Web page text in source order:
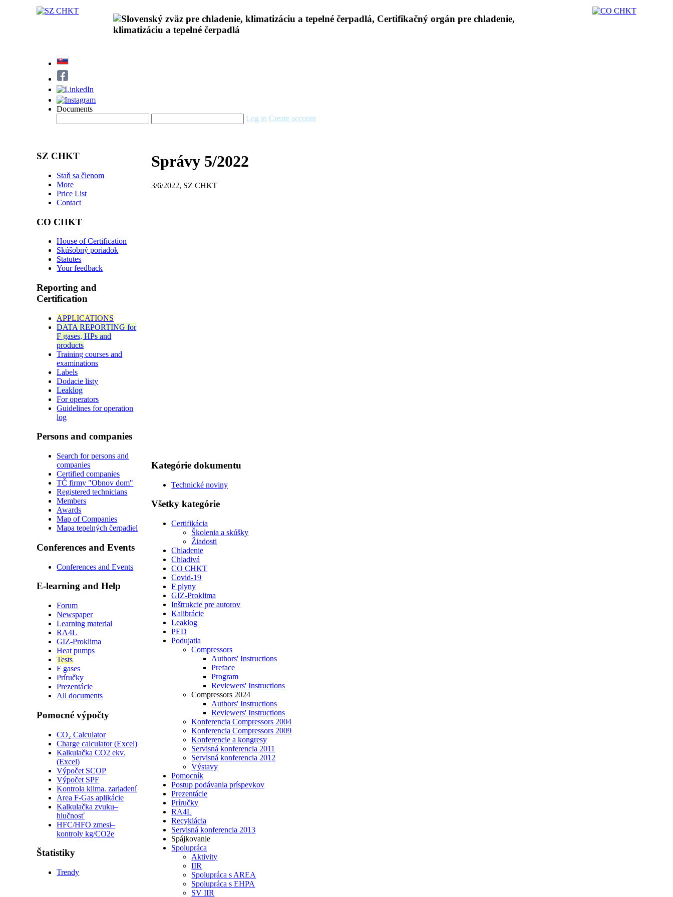
Documents
Log in Create account
SZ CHKT
Staň sa členom
More
Price List
Contact
CO CHKT
House of Certification
Skúšobný poriadok
Statutes
Your feedback
Reporting and
Certification
APPLICATIONS
DATA REPORTING for
F gases, HPs and
products
Training courses and
examinations
Labels
Dodacie listy
Leaklog
For operators
Guidelines for operation
log
Persons and companies
Search for persons and
companies
Certified companies
TČ firmy "Obnov dom"
Registered technicians
Members
Awards
Map of Companies
Mapa tepelných čerpadiel
Conferences and Events
Conferences and Events
E-learning and Help
Forum
Newspaper
Learning material
RA4L
GIZ-Proklima
Heat pumps
Tests
F gases
Príručky
Prezentácie
All documents
Pomocné výpočty
CO₂ Calculator
Charge calculator (Excel)
Kalkulačka CO2 ekv.
(Excel)
Výpočet SCOP
Výpočet SPF
Kontrola klima. zariadení
Area F-Gas aplikácie
Kalkulačka zvuku–
hlučnosť
HFC/HFO zmesi–
kontroly kg/CO2e
Štatistiky
Trendy
Správy 5/2022
3/6/2022, SZ CHKT
Kategórie dokumentu
Technické noviny
Všetky kategórie
Certifikácia
Školenia a skúšky
Žiadosti
Chladenie
Chladivá
CO CHKT
Covid-19
F plyny
GIZ-Proklima
Inštrukcie pre autorov
Kalibrácie
Leaklog
PED
Podujatia
Compressors
Authors' Instructions
Preface
Program
Reviewers' Instructions
Compressors 2024
Authors' Instructions
Reviewers' Instructions
Konferencia Compressors 2004
Konferencia Compressors 2009
Konferencie a kongresy
Servisná konferencia 2011
Servisná konferencia 2012
Výstavy
Pomocník
Postup podávania príspevkov
Prezentácie
Príručky
RA4L
Recyklácia
Servisná konferencia 2013
Spájkovanie
Spolupráca
Aktivity
IIR
Spolupráca s AREA
Spolupráca s EHPA
SV IIR